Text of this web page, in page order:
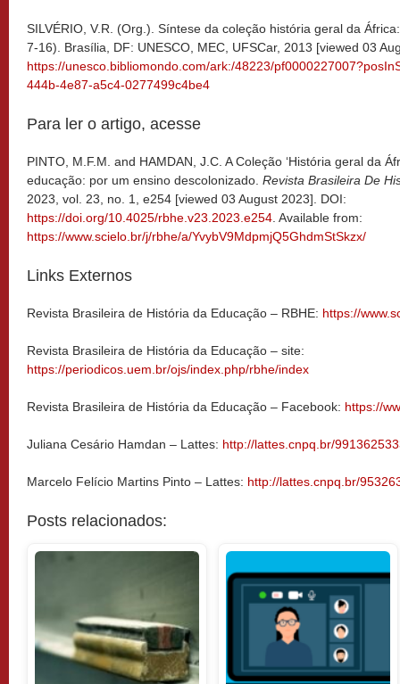
SILVÉRIO, V.R. (Org.). Síntese da coleção história geral da
7-16). Brasília, DF: UNESCO, MEC, UFSCar, 2013 [viewed 03
https://unesco.bibliomondo.com/ark:/48223/
444b-4e87-a5c4-0277499c4be4
Para ler o artigo, acesse
PINTO, M.F.M. and HAMDAN, J.C. A Coleção ‘História geral da
educação: por um ensino descolonizado. Revista Brasileira De
2023, vol. 23, no. 1, e254 [viewed 03 August 2023]. DOI:
https://doi.org/10.4025/rbhe.v23.2023.e254. Available from:
https://www.scielo.br/j/rbhe/a/YvybV9MdpmjQ5GhdmStSkzx/
Links Externos
Revista Brasileira de História da Educação – RBHE: https://
Revista Brasileira de História da Educação – site:
https://periodicos.uem.br/ojs/index.php/rbhe/index
Revista Brasileira de História da Educação – Facebook: https://
Juliana Cesário Hamdan – Lattes: http://lattes.cnpq.br/
Marcelo Felício Martins Pinto – Lattes: http://lattes.cnpq.br/
Posts relacionados: